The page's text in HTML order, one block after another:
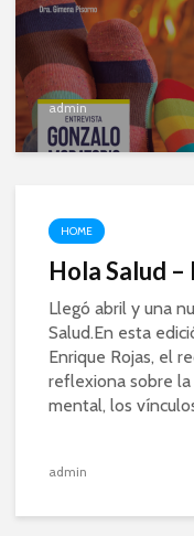
admin
HOME
Hola Salud
Llegó abril y una
Salud.En esta
Enrique Rojas, el
reflexiona sobre
mental, los
admin